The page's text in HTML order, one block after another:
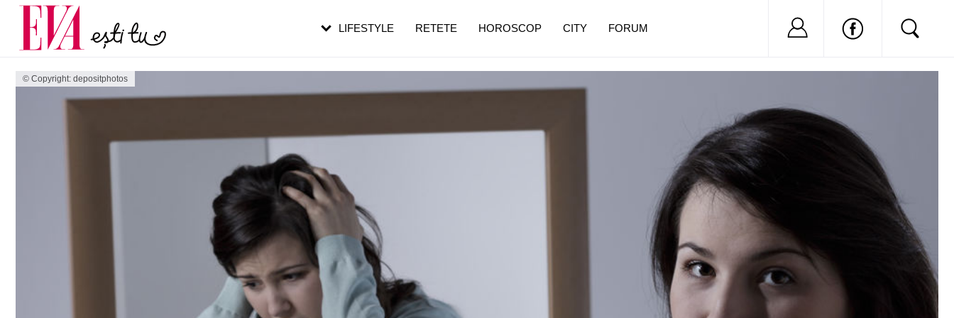
© Copyright: depositphotos
LIFESTYLE RETETE HOROSCOP CITY FORUM Nu ai cont?
Carieră
Actualitate
pe măsură ce înaintezi în vârstă
de dureroasă este investigația